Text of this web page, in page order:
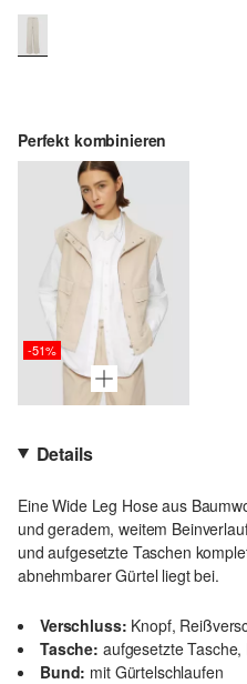
Perfekt kombinieren
-51%
Details
Eine Wide Leg Hose aus
und geradem, weitem
und aufgesetzte Taschen
abnehmbarer Gürtel liegt bei.
Verschluss: Knopf,
Tasche: aufgesetzte
Bund: mit Gürtelschlaufen